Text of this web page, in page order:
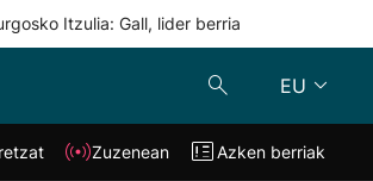
Itzulia: Gall, lider berria
EU
Klisk Zuzenean
Zuzenean Azken berriak